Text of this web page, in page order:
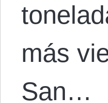
más
San…